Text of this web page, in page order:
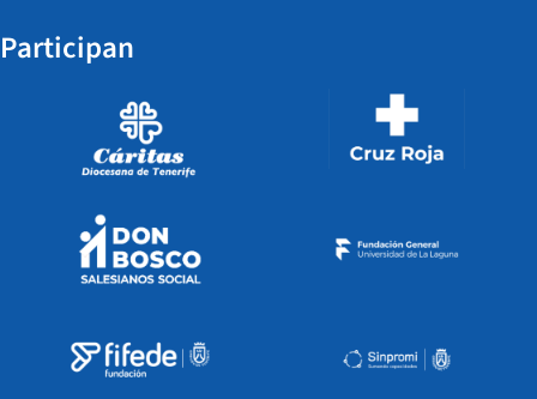
Participan